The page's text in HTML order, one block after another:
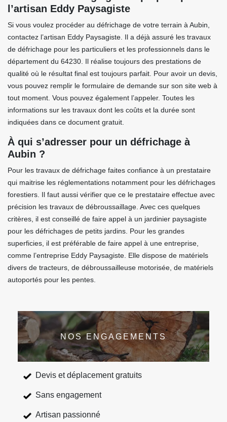
l’artisan Eddy Paysagiste
Si vous voulez procéder au défrichage de votre terrain à Aubin,
contactez l’artisan Eddy Paysagiste. Il a déjà assuré les travaux
de défrichage pour les particuliers et les professionnels dans le
département du 64230. Il réalise toujours des prestations de
qualité où le résultat final est toujours parfait. Pour avoir un devis,
vous pouvez remplir le formulaire de demande sur son site web à
tout moment. Vous pouvez également l’appeler. Toutes les
informations sur les travaux dont les coûts et la durée sont
indiquées dans ce document gratuit.
À qui s’adresser pour un défrichage à
Aubin ?
Pour les travaux de défrichage faites confiance à un prestataire
qui maitrise les réglementations notamment pour les défrichages
forestiers. Il faut aussi vérifier que ce le prestataire effectue avec
précision les travaux de débroussaillage. Avec ces quelques
critères, il est conseillé de faire appel à un jardinier paysagiste
pour les défrichages de petits jardins. Pour les grandes
superficies, il est préférable de faire appel à une entreprise,
comme l’entreprise Eddy Paysagiste. Elle dispose de matériels
divers de tracteurs, de débroussailleuse motorisée, de matériels
autoportés pour les pentes.
NOS ENGAGEMENTS
Devis et déplacement gratuits
Sans engagement
Artisan passionné